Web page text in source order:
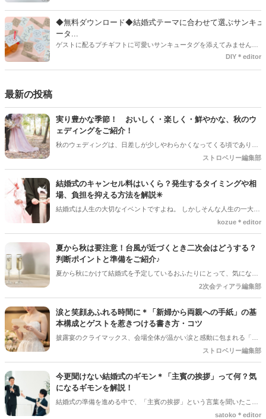
り、付けるものの素材や色にあわせて選ぶことができるんです♪*
◆無料ダウンロード◆結婚式テーマに合わせて選ぶサンキュ
ータ...
ゲストに配るプチギフトに可愛いサンキュータグを添えてみません
か？今回の記事では無料でダウンロードできる春婚にもピッタリなサ
DIY＊editor
最新の投稿
実り豊かな季節！ おいしく・楽しく・鮮やかな、秋のウ
ェディングをご紹介！
秋のウェディングは、日差しが少しやわらかくなってくる頃であり、
色々なことへの行動的がみなぎってくる季節。同時に、おいしいもの
クして準備を進めましょう♪
ストロベリー編集部
結婚式のキャンセル料はいくら？発生するタイミングや相
場、負担を抑える方法を解説✳︎
結婚式は人生の大切なイベントですよね。 しかしそんな人生の一大イ
ベントでも、やむを得ない事情で延期や中止、キャンセルを検討しな
ンセル料」です。 「いつからキャンセル料がかかるの？」「全額支払
わないといけないの？」と不安に思う方も多いでしょう。 この記事で
は、結婚式のキャンセル料が発生するタイミングや相場、負担を抑え
る方法についてわかりやすく解説します。
kozue＊editor
夏から秋は要注意！台風が近づくとき二次会はどうする？
判断ポイントと準備をご紹介♪
夏から秋にかけて結婚式を予定しているおふたりにとって、気になる
のが台風の影響。 結婚式は予定通り開催できそうだけど、「二次会は
むケースも少なくありません＊ 今回は、台風が近づいているときに二
次会を開催するか判断するポイントや、事前に準備しておきたいこと
をご紹介します＊
2次会ティアラ編集部
涙と笑顔あふれる時間に＊「新婦から両親への手紙」の基
本構成とゲストを惹きつける書き方・コツ
披露宴のクライマックス、会場全体が温かい涙と感動に包まれる「新
婦からご両親への手紙」。結婚式準備の終盤、「何から書き始めれば
レ花嫁さんは本当にたくさんいます。 育ててくれた家族への感謝を伝
える大切な場面だからこそ、心からの想いをまっすぐ届けたいですよ
ね。今回は、読みやすい手紙の基本構成から、ゲストがおいてけぼり
にならないための素敵な工夫まで、詳しくご紹介します◎
ストロベリー編集部
今更聞けない結婚式のギモン＊「主賓の挨拶」って何？気
になるギモンを解説！
結婚式の準備を進める中で、「主賓の挨拶」という言葉を聞いたこと
がある人は多いのではないでしょうか＊ですが、具体的に何をするの
satoko＊editor